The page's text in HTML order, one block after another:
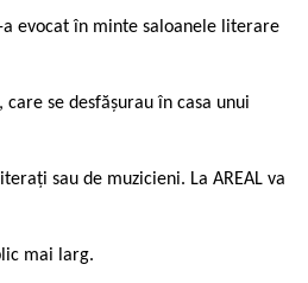
evocat în minte saloanele literare
se desfășurau în casa unui
sau de muzicieni. La AREAL va
mai larg.